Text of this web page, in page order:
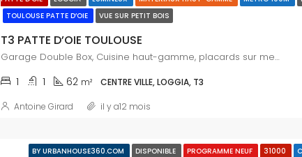
TOULOUSE PATTE D’OIE
VUE SUR PETIT BOIS
T3 PATTE D’OIE TOULOUSE
Garage Double Box, Cuisine haut-gamme, placards sur mesure
1 1 62 m² CENTRE VILLE, LOGGIA, T3
Antoine Girard il y a12 mois
BY URBANHOUSE360.COM DISPONIBLE PROGRAMME NEUF 31000